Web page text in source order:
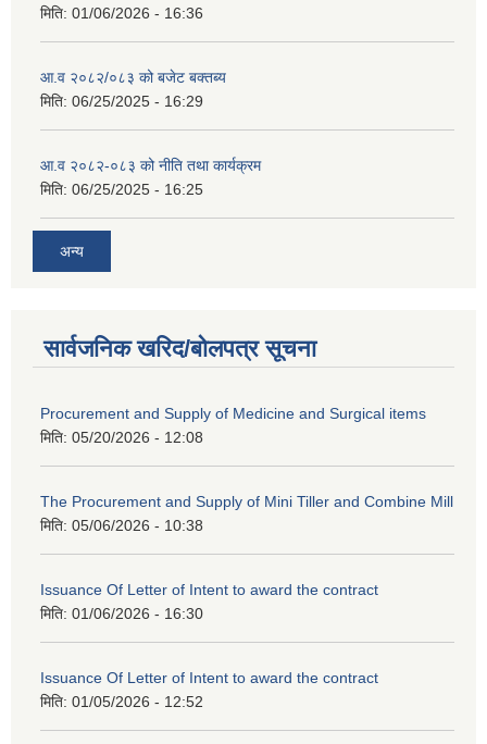
मिति: 01/06/2026 - 16:36
आ.व २०८२/०८३ को बजेट बक्तब्य
मिति: 06/25/2025 - 16:29
आ.व २०८२-०८३ को नीति तथा कार्यक्रम
मिति: 06/25/2025 - 16:25
अन्य
सार्वजनिक खरिद/बोलपत्र सूचना
Procurement and Supply of Medicine and Surgical items
मिति: 05/20/2026 - 12:08
The Procurement and Supply of Mini Tiller and Combine Mill
मिति: 05/06/2026 - 10:38
Issuance Of Letter of Intent to award the contract
मिति: 01/06/2026 - 16:30
Issuance Of Letter of Intent to award the contract
मिति: 01/05/2026 - 12:52